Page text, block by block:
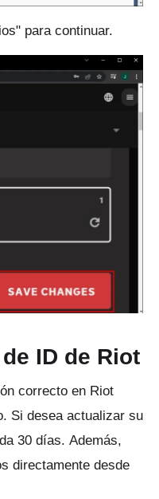
para continuar.
ID de Riot
correcto en Riot
Si desea actualizar su
30 días. Además,
directamente desde